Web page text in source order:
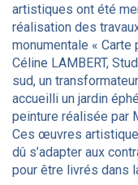
artistiques ont été
réalisation des
monumentale « Carte
Céline LAMBERT,
sud, un
accueilli un jardin
peinture réalisée par
Ces œuvres
dû s’adapter aux
pour être livrés dans